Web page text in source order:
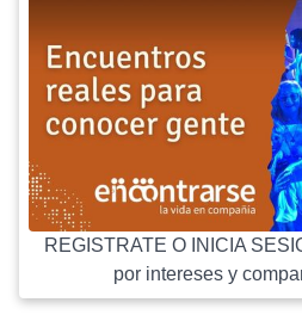
REGISTRATE O INICIA
por intereses y